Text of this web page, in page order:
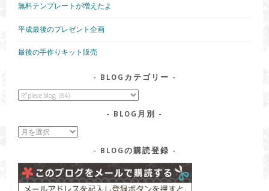
無料テンプレートが増えたよ
平成最後のプレゼント企画
最後の手作りキット販売
BLOGカテゴリー
blog
ゴ
リ
BLOG月別
blog
BLOGの購読登録